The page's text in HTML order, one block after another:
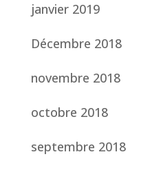
janvier 2019
Décembre 2018
novembre 2018
octobre 2018
septembre 2018